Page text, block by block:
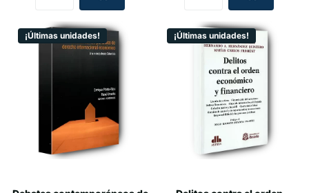
¡Últimas unidades! ¡Últimas unidades!